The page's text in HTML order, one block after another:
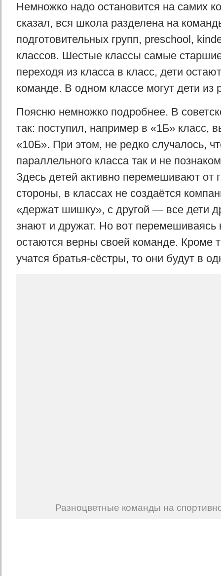
Немножко надо остановится на самих
сказал, вся школа разделена на
подготовительных групп, preschool,
классов. Шестые классы самые
переходя из класса в класс, дети
команде. В одном классе могут дети из
Поясню немножко подробнее. В
так: поступил, например в «1Б» класс,
«10Б». При этом, не редко случалось,
параллельного класса так и не
Здесь детей активно перемешивают от
стороны, в классах не создаётся
«держат шишку», с другой — все дети
знают и дружат. Но вот перемешиваясь
остаются верны своей команде. Кроме
учатся братья-сёстры, то они будут в
Разноцветные команды на